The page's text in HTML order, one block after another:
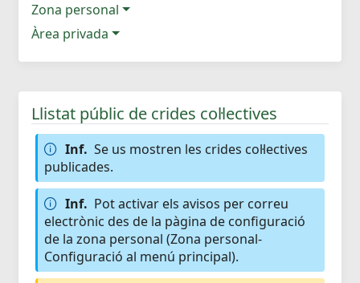
Zona personal
Àrea privada
Llistat públic de crides col·lectives
Inf. Se us mostren les crides col·lectives
publicades.
Inf. Pot activar els avisos per correu
electrònic des de la pàgina de configuració
de la zona personal (Zona personal-
Configuració al menú principal).